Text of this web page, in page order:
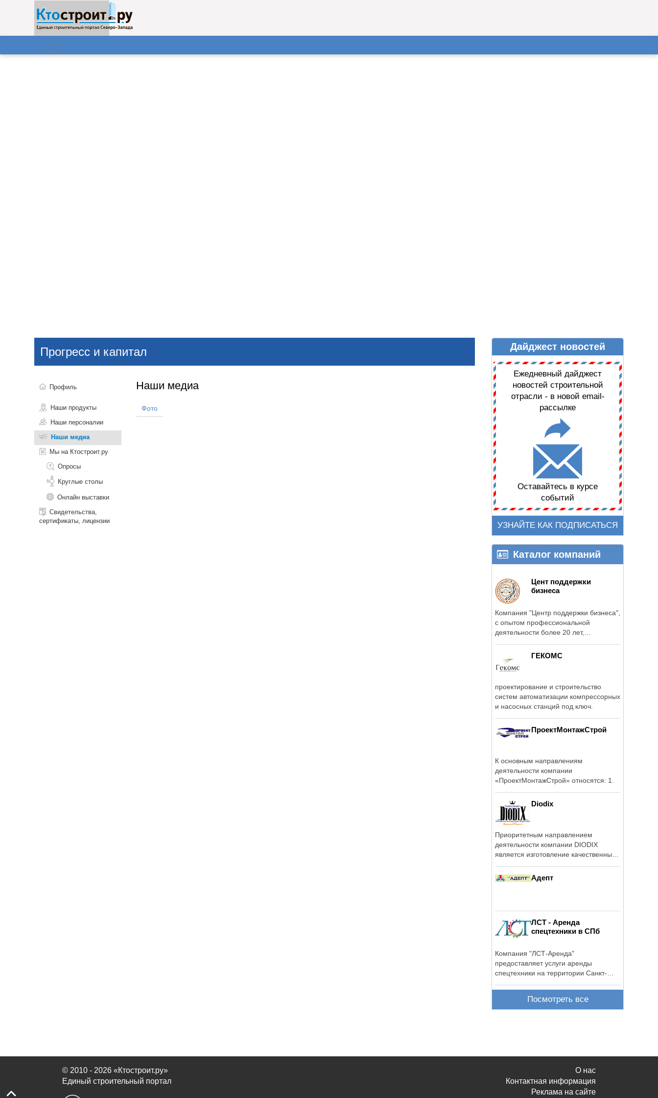
Поиск
ДАЙДЖЕСТ НОВОСТЕЙ
Прогресс и капитал
Профиль
Наши продукты
Наши персоналии
Наши медиа
Мы на Ктостроит.ру
Опросы
Круглые столы
Онлайн выставки
Свидетельства,
сертификаты, лицензии
Наши медиа
Фото
Дайджест новостей
Ежедневный дайджест
новостей строительной
отрасли - в новой email-
рассылке
Оставайтесь в курсе
событий
УЗНАЙТЕ КАК ПОДПИСАТЬСЯ
Каталог компаний
Цент поддержки
бизнеса
Компания "Центр поддержки бизнеса",
с опытом профессиональной
деятельности более 20 лет,
ГЕКОМС
проектирование и строительство
систем автоматизации компрессорных
и насосных станций под ключ.
ПроектМонтажСтрой
К основным направлениям
деятельности компании
«ПроектМонтажСтрой» относятся: 1.
Diodix
Приоритетным направлением
деятельности компании DIODIX
является изготовление качественных
Адепт
ЛСТ - Аренда
спецтехники в СПб
Компания "ЛСТ-Аренда"
предоставляет услуги аренды
спецтехники на территории Санкт-
Посмотреть все
© 2010 - 2026 «Ктостроит.ру»
Единый строительный портал
О нас
Контактная информация
Реклама на сайте